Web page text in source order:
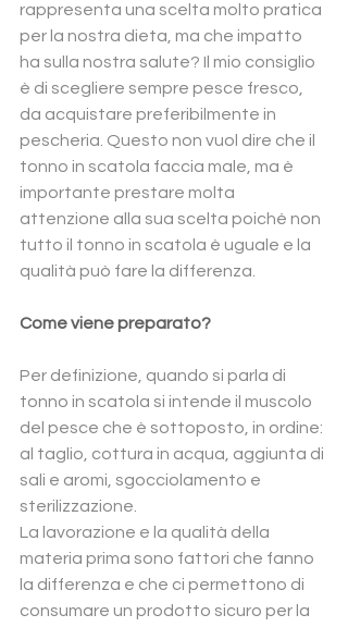
rappresenta una scelta molto pratica
per la nostra dieta, ma che impatto
ha sulla nostra salute? Il mio consiglio
è di scegliere sempre pesce fresco,
da acquistare preferibilmente in
pescheria. Questo non vuol dire che il
tonno in scatola faccia male, ma è
importante prestare molta
attenzione alla sua scelta poiché non
tutto il tonno in scatola è uguale e la
qualità può fare la differenza.
Come viene preparato?
Per definizione, quando si parla di
tonno in scatola si intende il muscolo
del pesce che è sottoposto, in ordine:
al taglio, cottura in acqua, aggiunta di
sali e aromi, sgocciolamento e
sterilizzazione.
La lavorazione e la qualità della
materia prima sono fattori che fanno
la differenza e che ci permettono di
consumare un prodotto sicuro per la